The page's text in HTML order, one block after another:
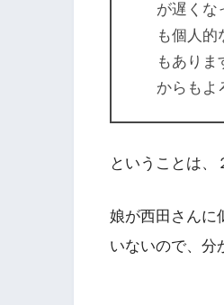
が遅くな
も個人
もあり
からもよ
ということは、
娘が西田さんに
いないので、分